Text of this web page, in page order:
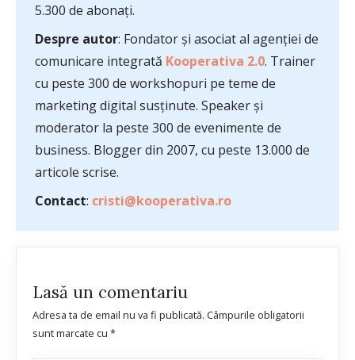
5.300 de abonați.
Despre autor: Fondator și asociat al agenției de
comunicare integrată Kooperativa 2.0. Trainer
cu peste 300 de workshopuri pe teme de
marketing digital susținute. Speaker și
moderator la peste 300 de evenimente de
business. Blogger din 2007, cu peste 13.000 de
articole scrise.
Contact: cristi@kooperativa.ro
Lasă un comentariu
Adresa ta de email nu va fi publicată. Câmpurile obligatorii
sunt marcate cu *